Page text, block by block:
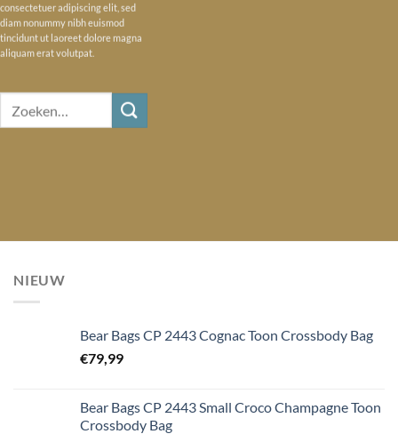
consectetuer adipiscing elit, sed
diam nonummy nibh euismod
tincidunt ut laoreet dolore magna
aliquam erat volutpat.
NIEUW
Bear Bags CP 2443 Cognac Toon Crossbody Bag
€79,99
Bear Bags CP 2443 Small Croco Champagne Toon
Crossbody Bag